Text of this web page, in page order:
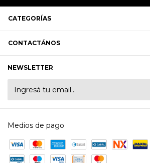
CATEGORÍAS
CONTACTÁNOS
NEWSLETTER
Medios de pago